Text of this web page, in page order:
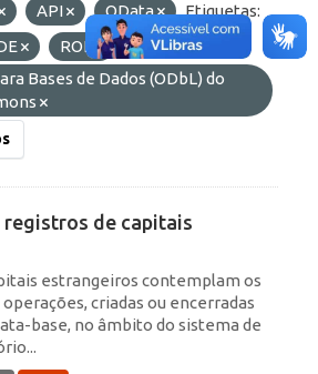
API OData
Etiquetas:
ROF
Licenças:
Bases de Dados (ODbL) do
registros de capitais
estrangeiros contemplam os
criadas ou encerradas
base, no âmbito do sistema de